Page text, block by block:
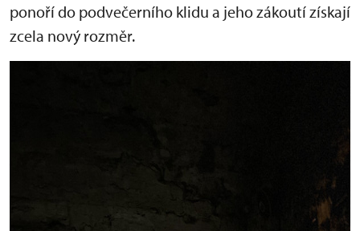
ponoří do podvečerního klidu a jeho zákoutí získají
zcela nový rozměr.